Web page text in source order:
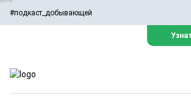
#подкаст_добывающей